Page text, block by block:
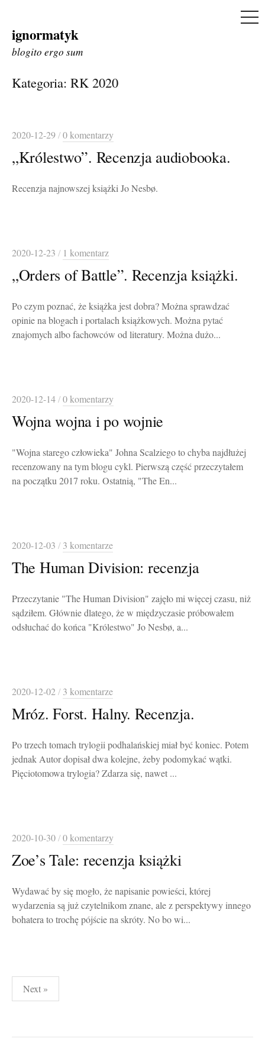
Skip
to
ignormatyk
blogito ergo sum
Kategoria: RK 2020
2020-12-29/0 komentarzy
„Królestwo”. Recenzja audiobooka.
Recenzja najnowszej książki Jo Nesbø.
2020-12-23 / 1 komentarz
„Orders of Battle”. Recenzja książki.
Po czym poznać, że książka jest dobra? Można sprawdzać
opinie na blogach i portalach książkowych. Można pytać
znajomych albo fachowców od literatury. Można dużo...
2020-12-14/0 komentarzy
Wojna wojna i po wojnie
"Wojna starego człowieka" Johna Scalziego to chyba najdłużej
recenzowany na tym blogu cykl. Pierwszą część przeczytałem
na początku 2017 roku. Ostatnią, "The En...
2020-12-03 / 3 komentarze
The Human Division: recenzja
Przeczytanie "The Human Division" zajęło mi więcej czasu, niż
sądziłem. Głównie dlatego, że w międzyczasie próbowałem
odsłuchać do końca "Królestwo" Jo Nesbø, a...
2020-12-02/ 3 komentarze
Mróz. Forst. Halny. Recenzja.
Po trzech tomach trylogii podhalańskiej miał być koniec. Potem
jednak Autor dopisał dwa kolejne, żeby podomykać wątki.
Pięciotomowa trylogia? Zdarza się, nawet ...
2020-10-30/0 komentarzy
Zoe’s Tale: recenzja książki
Wydawać by się mogło, że napisanie powieści, której
wydarzenia są już czytelnikom znane, ale z perspektywy innego
bohatera to trochę pójście na skróty. No bo wi...
Stronicowanie
wpisów
Next »